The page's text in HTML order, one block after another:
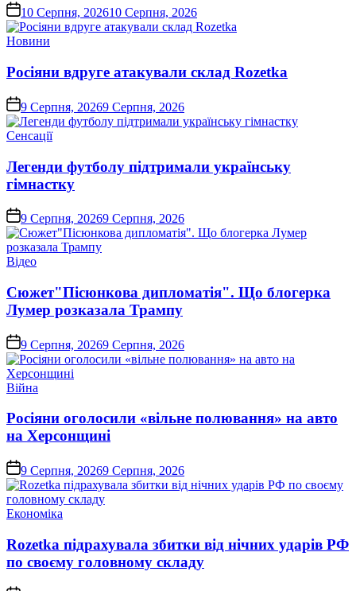
on 10 Серпня, 202610 Серпня, 2026
Опублікувати
Новини
Росіяни вдруге атакували склад Rozetka
on9 Серпня, 20269 Серпня, 2026
Опублікувати
Сенсації
Легенди футболу підтримали українську
гімнастку
on9 Серпня, 20269 Серпня, 2026
Опублікувати
Відео
Сюжет"Пісюнкова дипломатія". Що блогерка
Лумер розказала Трампу
on9 Серпня, 20269 Серпня, 2026
Опублікувати
Війна
Росіяни оголосили «вільне полювання» на авто
на Херсонщині
on9 Серпня, 20269 Серпня, 2026
Опублікувати
Економіка
Rozetka підрахувала збитки від нічних ударів РФ
по своєму головному складу